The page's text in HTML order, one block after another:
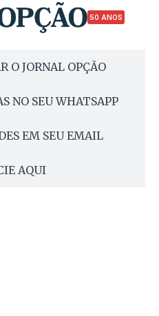
50 ANOS
O JORNAL OPÇÃO
NO SEU WHATSAPP
EM SEU EMAIL
AQUI